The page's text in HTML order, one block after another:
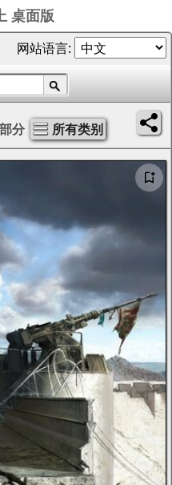
桌面版
网站语言:
分 所有类别